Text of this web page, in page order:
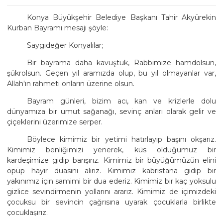
Konya Büyükşehir Belediye Başkanı Tahir Akyürekin
Kurban Bayramı mesajı şöyle:
Saygıdeğer Konyalılar;
Bir bayrama daha kavuştuk, Rabbimize hamdolsun,
şükrolsun. Geçen yıl aramızda olup, bu yıl olmayanlar var,
Allah'ın rahmeti onların üzerine olsun.
Bayram günleri, bizim acı, kan ve krizlerle dolu
dünyamıza bir umut sağanağı, sevinç anları olarak gelir ve
çiçeklerini üzerimize serper.
Böylece kimimiz bir yetimi hatırlayıp başını okşarız.
Kimimiz benliğimizi yenerek, küs olduğumuz bir
kardeşimize gidip barışırız. Kimimiz bir büyüğümüzün elini
öpüp hayır duasını alırız. Kimimiz kabristana gidip bir
yakınımız için samimi bir dua ederiz. Kimimiz bir kaç yoksulu
gizlice sevindirmenin yollarını ararız. Kimimiz de içimizdeki
çocuksu bir sevincin çağrısına uyarak çocuklarla birlikte
çocuklaşırız.